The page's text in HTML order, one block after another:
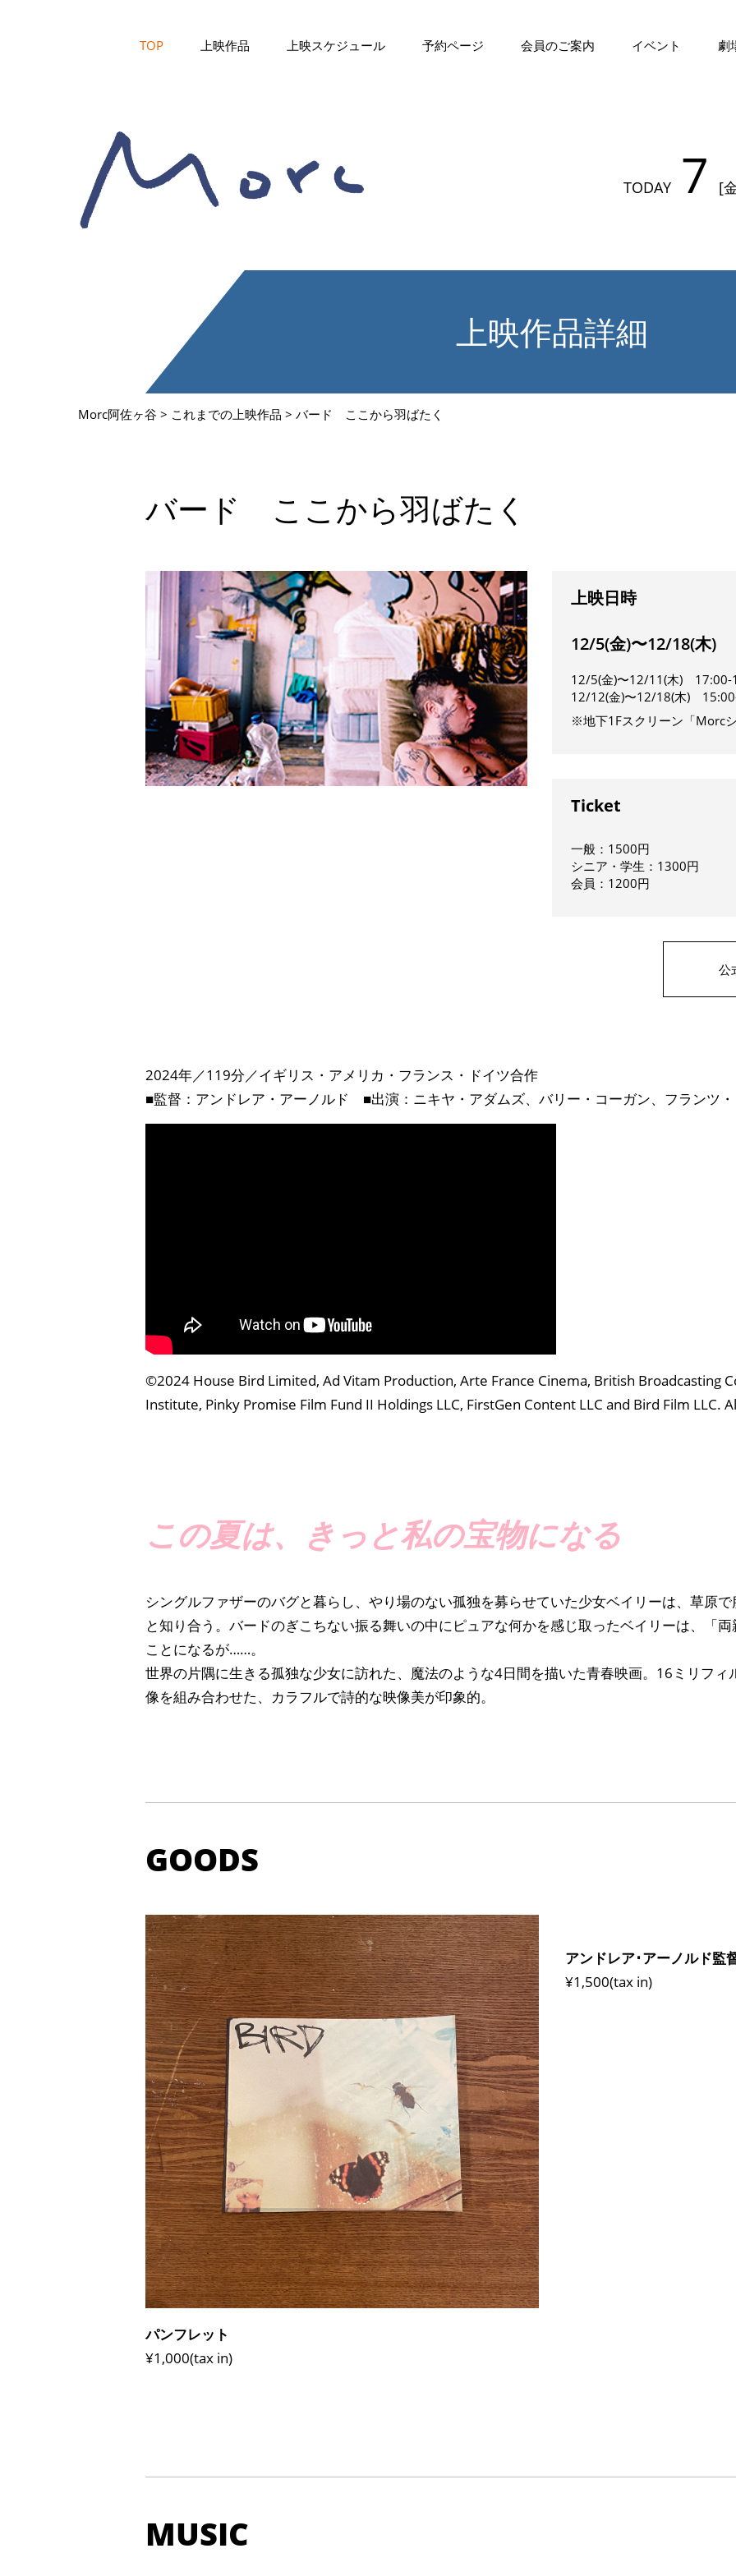
TOP 上映作品 上映スケジュール 予約ページ 会員のご案内 イベント 劇
TODAY 7 [
上映作品詳細
Morc阿佐ヶ谷 > これまでの上映作品 > バード ここから羽ばたく
バード ここから羽ばたく
上映日時
12/5(金)〜12/18(木)
12/5(金)〜12/11(木) 17:00-
12/12(金)〜12/18(木)
※地下1Fスクリーン「Morc
Ticket
一般：1500円
シニア・学生：1300円
会員：1200円
公
2024年／119分／イギリス・アメリカ・フランス・ドイツ合作
■監督：アンドレア・アーノルド ■出演：ニキヤ・アダムズ、バリー・コーガン、フランツ
©2024 House Bird Limited, Ad Vitam Production, Arte France Cinema, British Broadcasting
Institute, Pinky Promise Film Fund II Holdings LLC, FirstGen Content LLC and Bird Film LLC.
この夏は、きっと私の宝物になる
シングルファザーのバグと暮らし、やり場のない孤独を募らせていた少女ベイリーは、草原
と知り合う。バードのぎこちない振る舞いの中にピュアな何かを感じ取ったベイリーは、「
ことになるが……。
世界の片隅に生きる孤独な少女に訪れた、魔法のような4日間を描いた青春映画。16ミリフ
像を組み合わせた、カラフルで詩的な映像美が印象的。
GOODS
パンフレット
¥1,000(tax in)
アンドレア･アーノルド監
¥1,500(tax in)
MUSIC